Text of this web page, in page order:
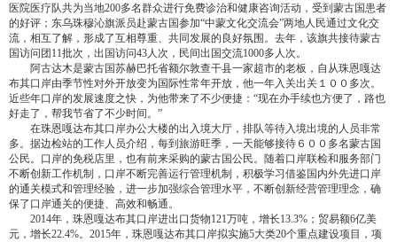
医院医疗队共为当地200多名群众进行免费诊治和健康咨询活动，受到蒙古国患者
的好评；东乌珠穆沁旗派员赴蒙古国参加“中蒙文化交流会”两地人民通过文化交
流，相互了解，形成了互相尊重、共同发展的良好氛围。去年，该旗共接待蒙古
国访问团11批次，出国访问43人次，民间出国交流1000多人次。
阿古达木是蒙古国苏赫巴托省额尔敦查干县一家超市的老板，自从珠恩嘎达
布其口岸由季节性对外开放变为国际性常年开放，他一年入关出关１００多次。
近些年口岸的发展速度之快，为他带来了不少便捷：“现在办手续也方便了，路也
好走了，帮我节省了不少时间。”
在珠恩嘎达布其口岸办公大楼的出入境大厅，排队等待入境出境的人员非常
多。据边检站的工作人员介绍，每到旅游旺季，一天能够接待６００多名蒙古国
公民。口岸的免税店里，也有前来采购的蒙古国公民。随着口岸联检和服务部门
不断创新工作机制，口岸不断完善运行管理机制，积极学习借鉴国内外先进口岸
的通关模式和管理经验，进一步加强综合管理水平，不断创新经营管理理念，确
保了口岸通关的便捷、高效和畅通。
2014年，珠恩嘎达布其口岸进出口货物121万吨，增长13.3%；贸易额6亿美
元，增长22.4%。2015年，珠恩嘎达布其口岸拟实施5大类20个重点建设项目，项